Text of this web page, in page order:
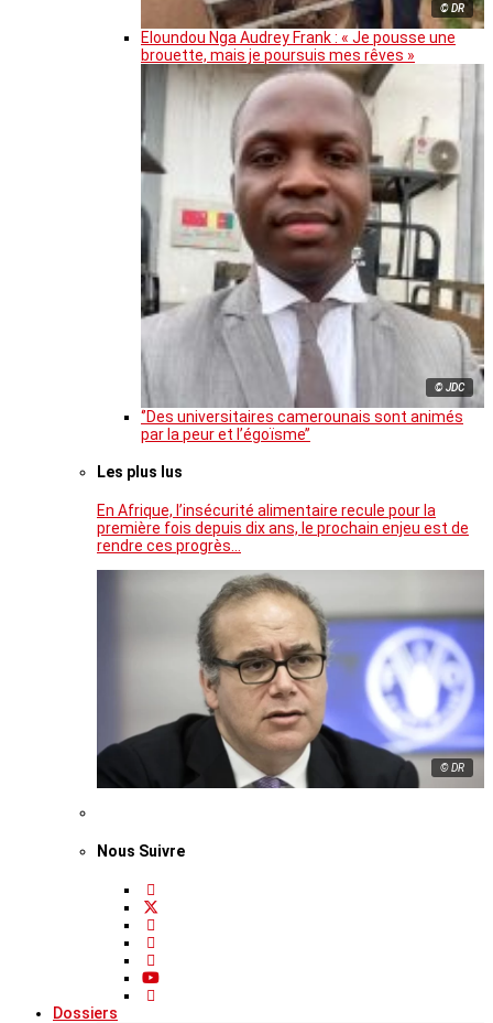
© DR
Eloundou Nga Audrey Frank : « Je pousse une
brouette, mais je poursuis mes rêves »
© JDC
‘’Des universitaires camerounais sont animés
par la peur et l’égoïsme’’
Les plus lus
En Afrique, l’insécurité alimentaire recule pour la
première fois depuis dix ans, le prochain enjeu est de
rendre ces progrès…
© DR
Nous Suivre
Dossiers